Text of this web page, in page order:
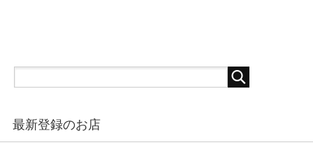
最新登録のお店